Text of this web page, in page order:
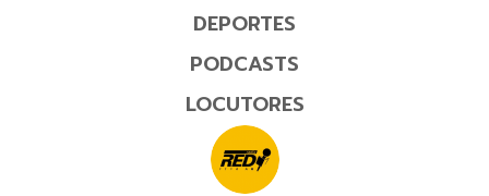
DEPORTES
PODCASTS
LOCUTORES